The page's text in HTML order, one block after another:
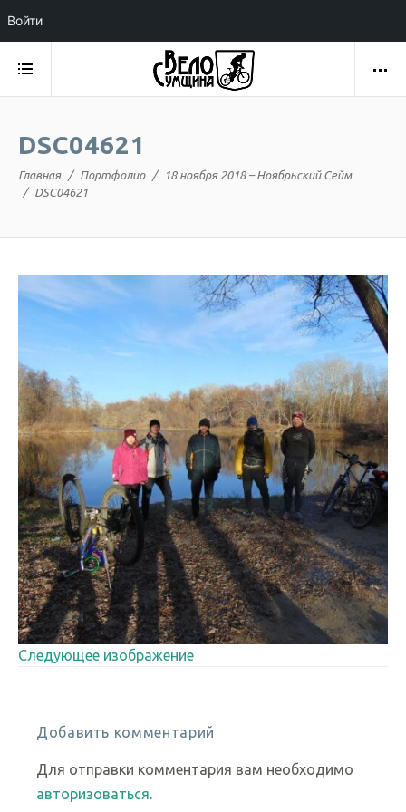
DSC04621
Главная Портфолио
18 ноября 2018 – Ноябрьский Сейм
DSC04621
Следующее изображение
Добавить комментарий
Для отправки комментария вам необходимо
авторизоваться.
Войти